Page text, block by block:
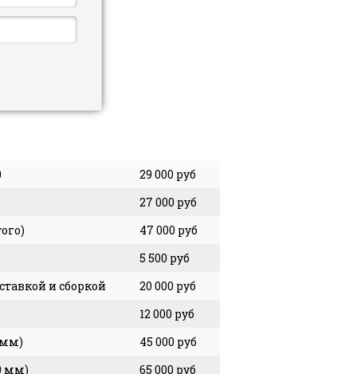
29 000 руб
27 000 руб
47 000 руб
5 500 руб
и сборкой
20 000 руб
12 000 руб
мм)
45 000 руб
мм)
65 000 руб